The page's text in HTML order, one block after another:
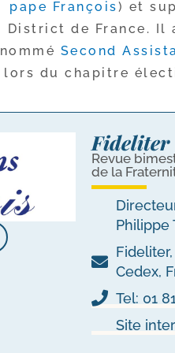
pape François) et
District de France. Il
nom­mé Second
lors du cha­pitre
Fideliter
Revue
de la
Philippe
Fideliter,
Cedex,
Tel: 01
Site